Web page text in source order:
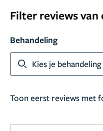
Filter reviews van
Behandeling
Kies je behandeling
Toon eerst reviews met